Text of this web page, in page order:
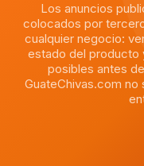
Los anuncios
colocados por
cualquier negocio:
estado del producto
posibles antes
GuateChivas.com